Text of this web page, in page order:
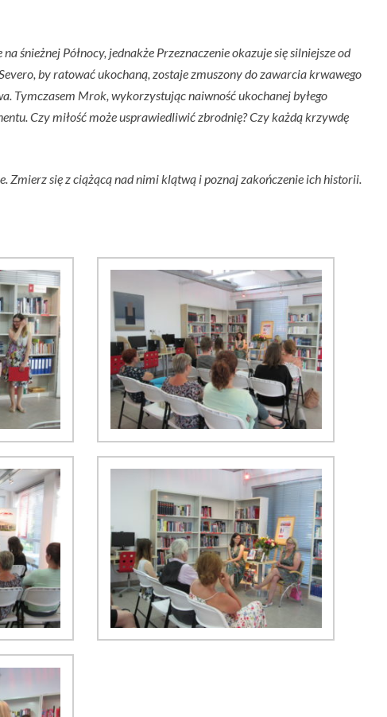
śnieżnej Północy, jednakże Przeznaczenie okazuje się silniejsze od
by ratować ukochaną, zostaje zmuszony do zawarcia krwawego
Tymczasem Mrok, wykorzystując naiwność ukochanej byłego
Czy miłość może usprawiedliwić zbrodnię? Czy każdą krzywdę
się z ciążącą nad nimi klątwą i poznaj zakończenie ich historii.